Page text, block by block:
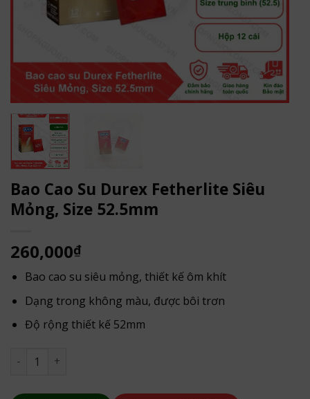
Bao Cao Su Durex Fetherlite Siêu
Mỏng, Size 52.5mm
260,000₫
Bao cao su siêu mỏng, thiết kế ôm khít
Dạng trong không màu, được bôi trơn
Độ rộng thiết kế 52mm
Bao Cao Su Durex Fetherlite Siêu Mỏng, Size 52.5mm số